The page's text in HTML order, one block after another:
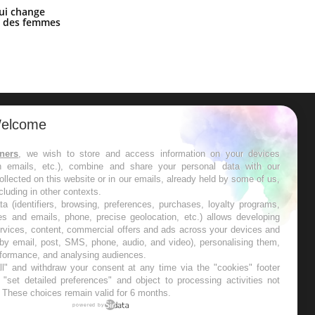
change
femmes
les semaines les meilleures
, we wish to store and access information on your devices
emails, etc.), combine and share your personal data with our
on this website or in our emails, already held by some of us,
in other contexts.
(identifiers, browsing, preferences, purchases, loyalty programs,
and emails, phone, precise geolocation, etc.) allows developing
content, commercial offers and ads across your devices and
email, post, SMS, phone, audio, and video), personalising them,
and analysing audiences.
and withdraw your consent at any time via the "cookies" footer
detailed preferences" and object to processing activities not
choices remain valid for 6 months.
powered by